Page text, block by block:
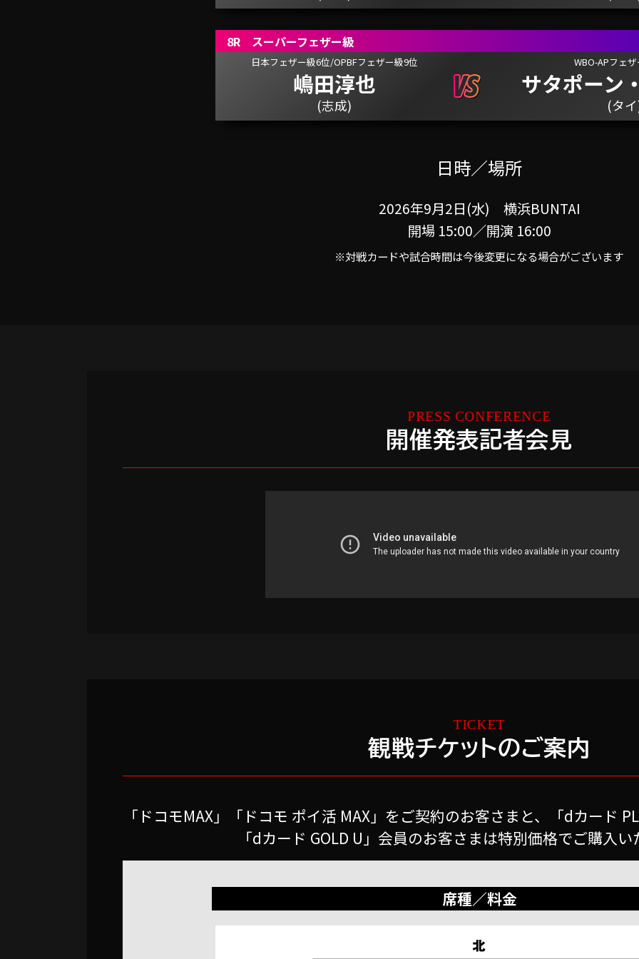
8R スーパーフェザー級
日本フェザー級6位/OPBFフェザー級9位
嶋田淳也
(志成)
WBO-APフェ
サタポーン
(タ
日時／場所
2026年9月2日(水) 横浜BUNTAI
開場 15:00／開演 16:00
※対戦カードや試合時間は今後変更になる場合がございます
開催発表記者会見
観戦チケットのご案内
「ドコモMAX」「ドコモ ポイ活 MAX」をご契約のお客さまと、「dカード
「dカード GOLD U」会員のお客さまは特別価格でご購入
席種／料金